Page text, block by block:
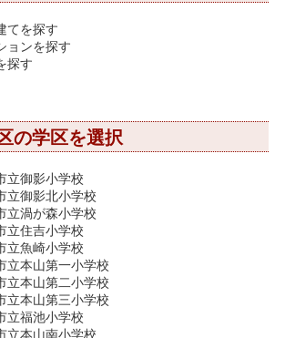
てを探す
ョンを探す
探す
の学区を選択
立御影小学校
立御影北小学校
立渦が森小学校
立住吉小学校
立魚崎小学校
立本山第一小学校
立本山第二小学校
立本山第三小学校
立福池小学校
立本山南小学校